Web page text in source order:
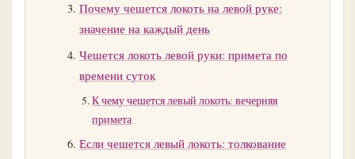
Почему чешется локоть на левой руке:
значение на каждый день
Чешется локоть левой руки: примета по
времени суток
К чему чешется левый локоть: вечерняя
примета
Если чешется левый локоть: толкование